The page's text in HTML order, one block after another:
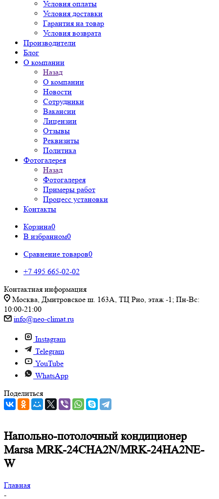
Условия оплаты
Условия доставки
Гарантия на товар
Условия возврата
Производители
Блог
О компании
Назад
О компании
Новости
Сотрудники
Вакансии
Лицензии
Отзывы
Реквизиты
Политика
Фотогалерея
Назад
Фотогалерея
Примеры работ
Процесс установки
Контакты
Корзина0
В избранном0
Сравнение товаров0
+7 495 665-02-02
Контактная информация
Москва, Дмитровское ш. 163А, ТЦ Рио, этаж -1; Пн-Вс:
10:00-21:00
info@neo-climat.ru
Instagram
Telegram
YouTube
WhatsApp
Поделиться
Напольно-потолочный кондиционер
Marsa MRK-24СHA2N/MRK-24HA2NE-
W
Главная
-